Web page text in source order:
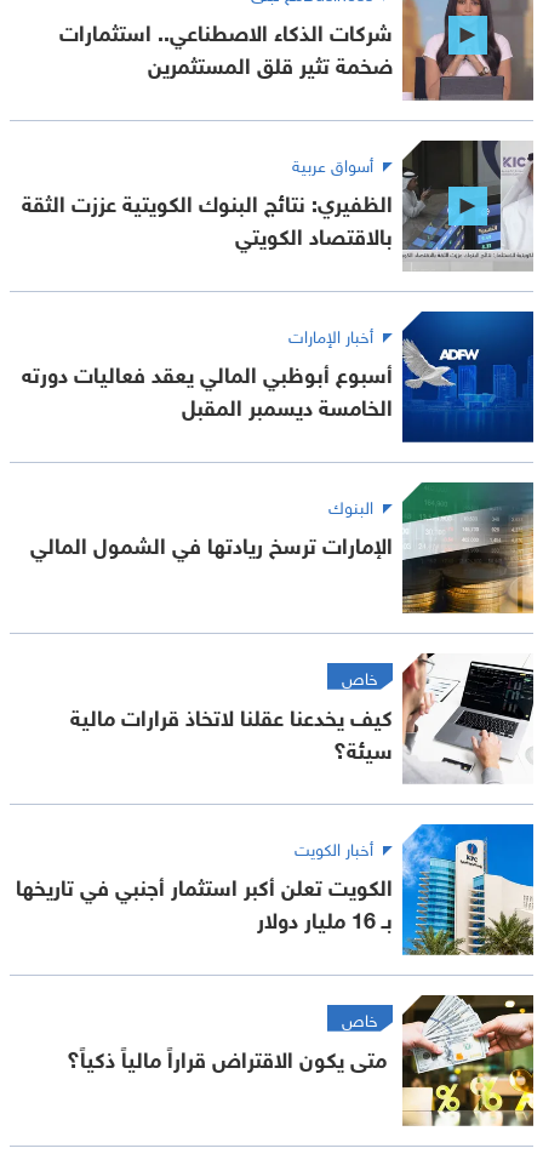
شركات الذكاء الاصطناعي.. استثمارات
ضخمة تثير قلق المستثمرين
أسواق عربية
الظفيري: نتائج البنوك الكويتية عززت الثقة
بالاقتصاد الكويتي
أخبار الإمارات
أسبوع أبوظبي المالي يعقد فعاليات دورته
الخامسة ديسمبر المقبل
البنوك
الإمارات ترسخ ريادتها في الشمول المالي
خاص
كيف يخدعنا عقلنا لاتخاذ قرارات مالية
سيئة؟
أخبار الكويت
الكويت تعلن أكبر استثمار أجنبي في تاريخها
بـ 16 مليار دولار
خاص
متى يكون الاقتراض قراراً مالياً ذكياً؟